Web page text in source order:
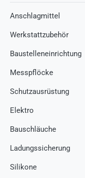
Anschlagmittel
Werkstattzubehör
Baustelleneinrichtung
Messpflöcke
Schutzausrüstung
Elektro
Bauschläuche
Ladungssicherung
Silikone